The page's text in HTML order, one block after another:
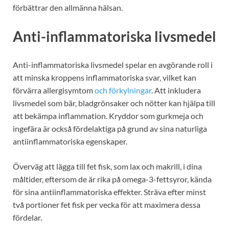
förbättrar den allmänna hälsan.
Anti-inflammatoriska livsmedel
Anti-inflammatoriska livsmedel spelar en avgörande roll i
att minska kroppens inflammatoriska svar, vilket kan
förvärra allergisymtomoch förkylningar. Att inkludera
livsmedel som bär, bladgrönsaker och nötter kan hjälpa till
att bekämpa inflammation. Kryddor som gurkmeja och
ingefära är också fördelaktiga på grund av sina naturliga
antiinflammatoriska egenskaper.
Överväg att lägga till fet fisk, som lax och makrill, i dina
måltider, eftersom de är rika på omega-3-fettsyror, kända
för sina antiinflammatoriska effekter. Sträva efter minst
två portioner fet fisk per vecka för att maximera dessa
fördelar.